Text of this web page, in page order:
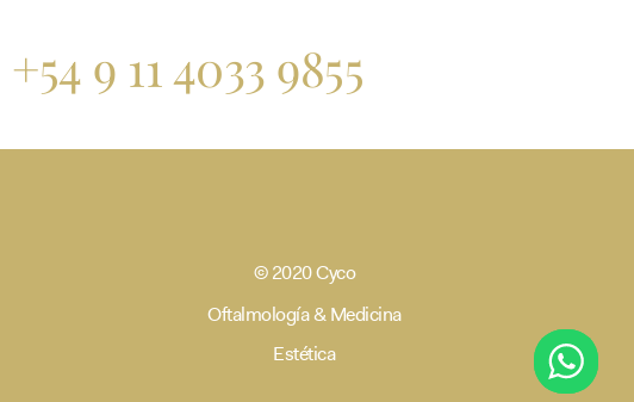
+54 9 11 4033 9855
© 2020 Cyco
Oftalmología & Medicina
Estética